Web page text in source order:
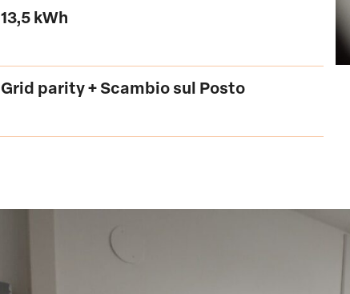
13,5 kWh
Grid parity + Scambio sul Posto